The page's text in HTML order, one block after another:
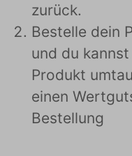
zurück.
Bestelle dein
und du
Produkt
einen
Bestellung